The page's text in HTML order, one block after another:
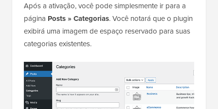
Após a ativação, você pode simplesmente ir para a
página Posts » Categorias. Você notará que o plugin
exibirá uma imagem de espaço reservado para suas
categorias existentes.